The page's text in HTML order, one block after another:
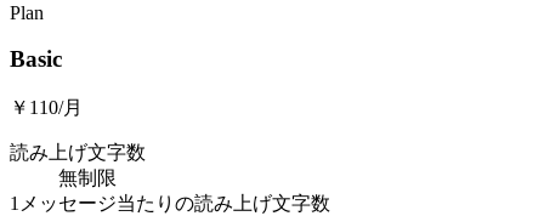
Plan
Basic
￥110/月
読み上げ文字数
無制限
1メッセージ当たりの読み上げ文字数